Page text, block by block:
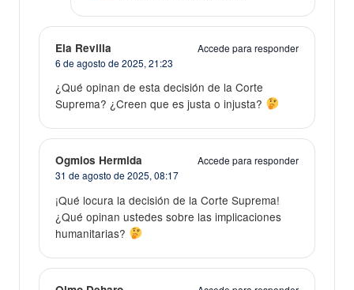
Ela Revilla
Accede para responder
6 de agosto de 2025, 21:23
¿Qué opinan de esta decisión de la Corte
Suprema? ¿Creen que es justa o injusta?
Ogmios Hermida
Accede para responder
31 de agosto de 2025,08:17
¡Qué locura la decisión de la Corte Suprema!
¿Qué opinan ustedes sobre las implicaciones
humanitarias?